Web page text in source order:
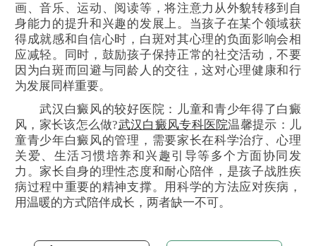
画、音乐、运动、阅读等，将注意力从外貌转移到自
身能力的提升和兴趣的发展上。当孩子在某个领域获
得成就感和自信心时，白斑对其心理的负面影响会相
应减轻。同时，鼓励孩子保持正常的社交活动，不要
因为白斑而回避与同龄人的交往，这对心理健康和行
为发展同样重要。
武汉白癜风的较好医院：儿童和青少年得了白癜
风，家长该怎么做?武汉白癜风专科医院温馨提示：儿
童青少年白癜风的管理，需要家长在科学治疗、心理
关爱、生活习惯培养和兴趣引导等多个方面协同发
力。家长自身的理性态度和耐心陪伴，是孩子战胜疾
病过程中重要的精神支撑。用科学的方法应对疾病，
用温暖的方式陪伴成长，两者缺一不可。